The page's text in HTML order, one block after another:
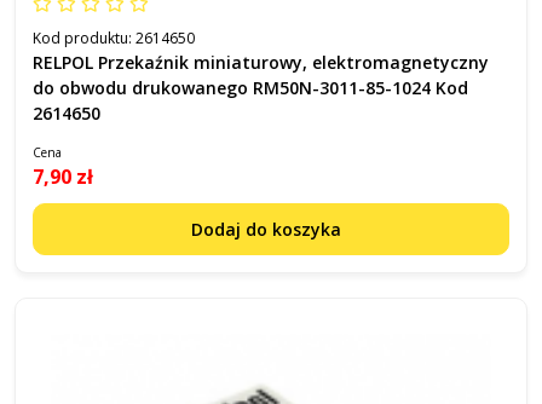
Kod produktu: 2614650
RELPOL Przekaźnik miniaturowy, elektromagnetyczny
do obwodu drukowanego RM50N-3011-85-1024 Kod
2614650
Cena
7,90 zł
Dodaj do koszyka